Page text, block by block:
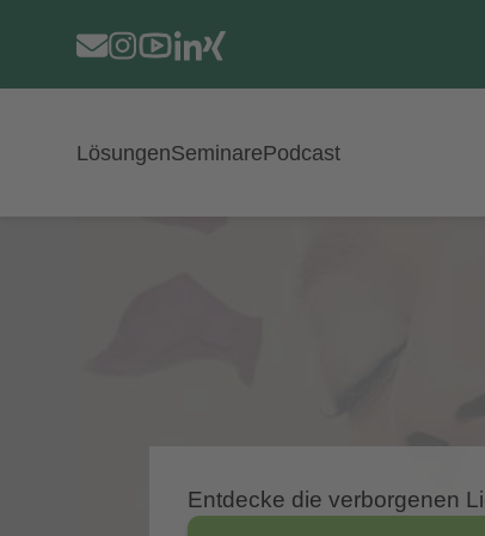
Navigation
LösungenSeminarePodcast
Entdecke die verborgenen